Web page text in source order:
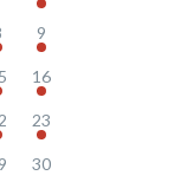
9
16
23
30